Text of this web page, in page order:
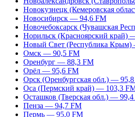
Новокузнецк (Кемеровская
Новосибирск — 94,6 FM
Новочебоксарск (Чувашская
Норильск (Красноярский край)
Новый Свет (Республика
Омск — 90,5 FM
Оренбург — 88,3 FM
Орёл — 95,6 FM
Орск (Оренбургская обл.) —
Оса (Пермский край) — 103,3
Осташков (Тверская обл.) —
Пенза — 94,7 FM
Пермь — 95,0 FM